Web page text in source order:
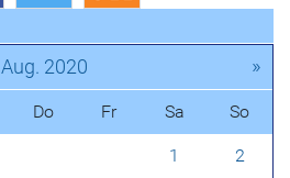
Aug. 2020 »
Do Fr Sa So
1 2